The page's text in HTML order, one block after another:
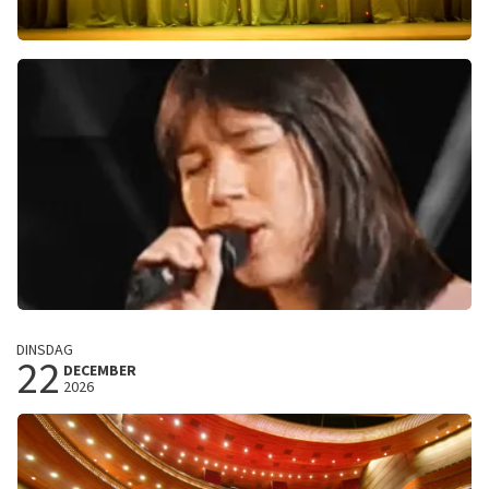
Kamal Kharmach
KOOP TICKETS
Meau
Liefde Onderschat
Cultuurcentrum Hasselt
Hasselt, Belgie
20:00 uur
KOOP TICKETS
DINSDAG
22 DECEMBER
2026